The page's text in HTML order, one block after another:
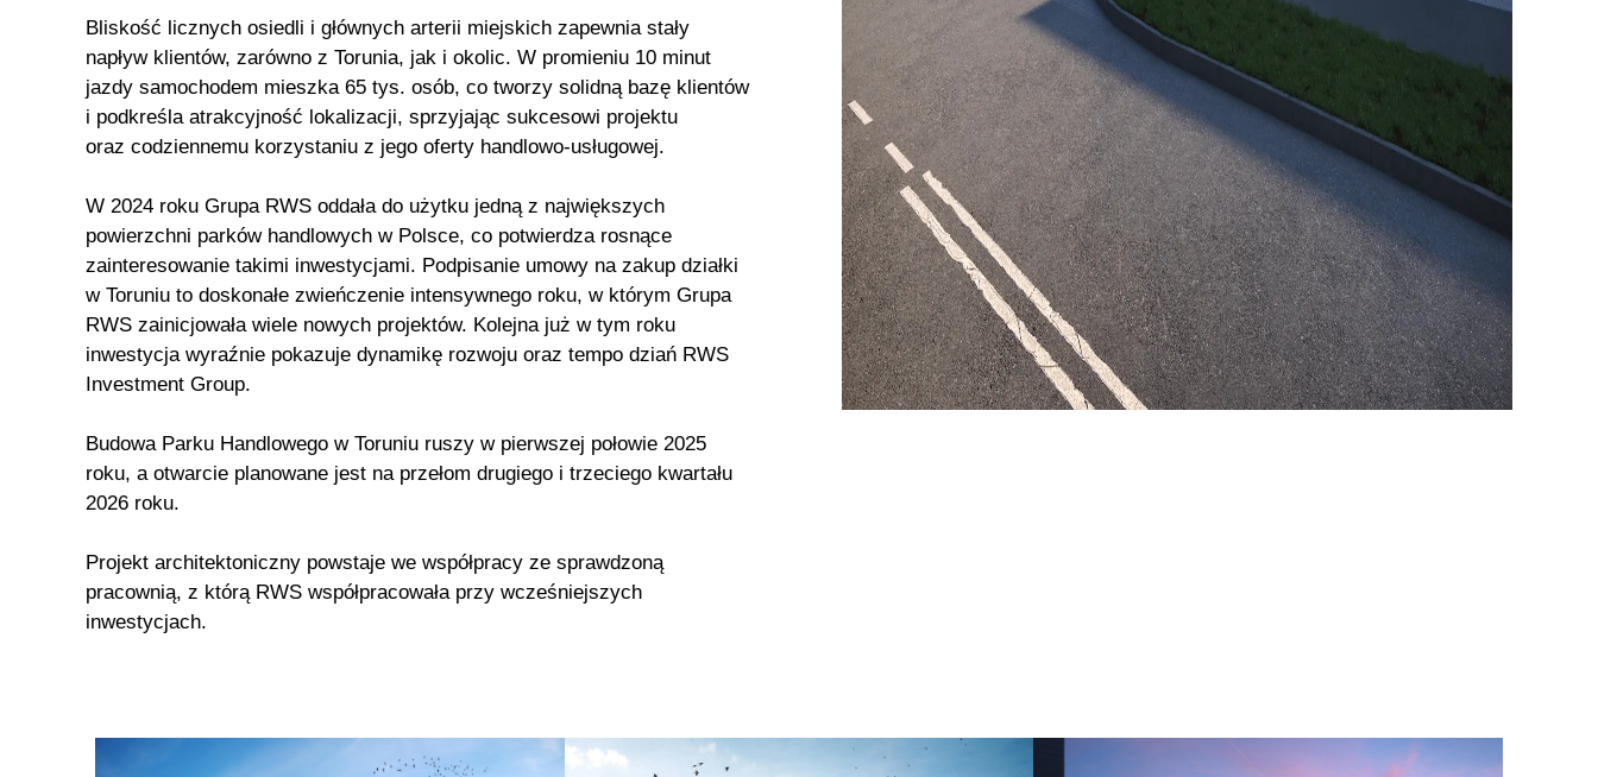
Bliskość licznych osiedli i głównych arterii miejskich zapewnia stały
napływ klientów, zarówno z Torunia, jak i okolic. W promieniu 10 minut
jazdy samochodem mieszka 65 tys. osób, co tworzy solidną bazę klientów
i podkreśla atrakcyjność lokalizacji, sprzyjając sukcesowi projektu
oraz codziennemu korzystaniu z jego oferty handlowo-usługowej.
W 2024 roku Grupa RWS oddała do użytku jedną z największych
powierzchni parków handlowych w Polsce, co potwierdza rosnące
zainteresowanie takimi inwestycjami. Podpisanie umowy na zakup działki
w Toruniu to doskonałe zwieńczenie intensywnego roku, w którym Grupa
RWS zainicjowała wiele nowych projektów. Kolejna już w tym roku
inwestycja wyraźnie pokazuje dynamikę rozwoju oraz tempo dziań RWS
Investment Group.
Budowa Parku Handlowego w Toruniu ruszy w pierwszej połowie 2025
roku, a otwarcie planowane jest na przełom drugiego i trzeciego kwartału
2026 roku.
Projekt architektoniczny powstaje we współpracy ze sprawdzoną
pracownią, z którą RWS współpracowała przy wcześniejszych
inwestycjach.